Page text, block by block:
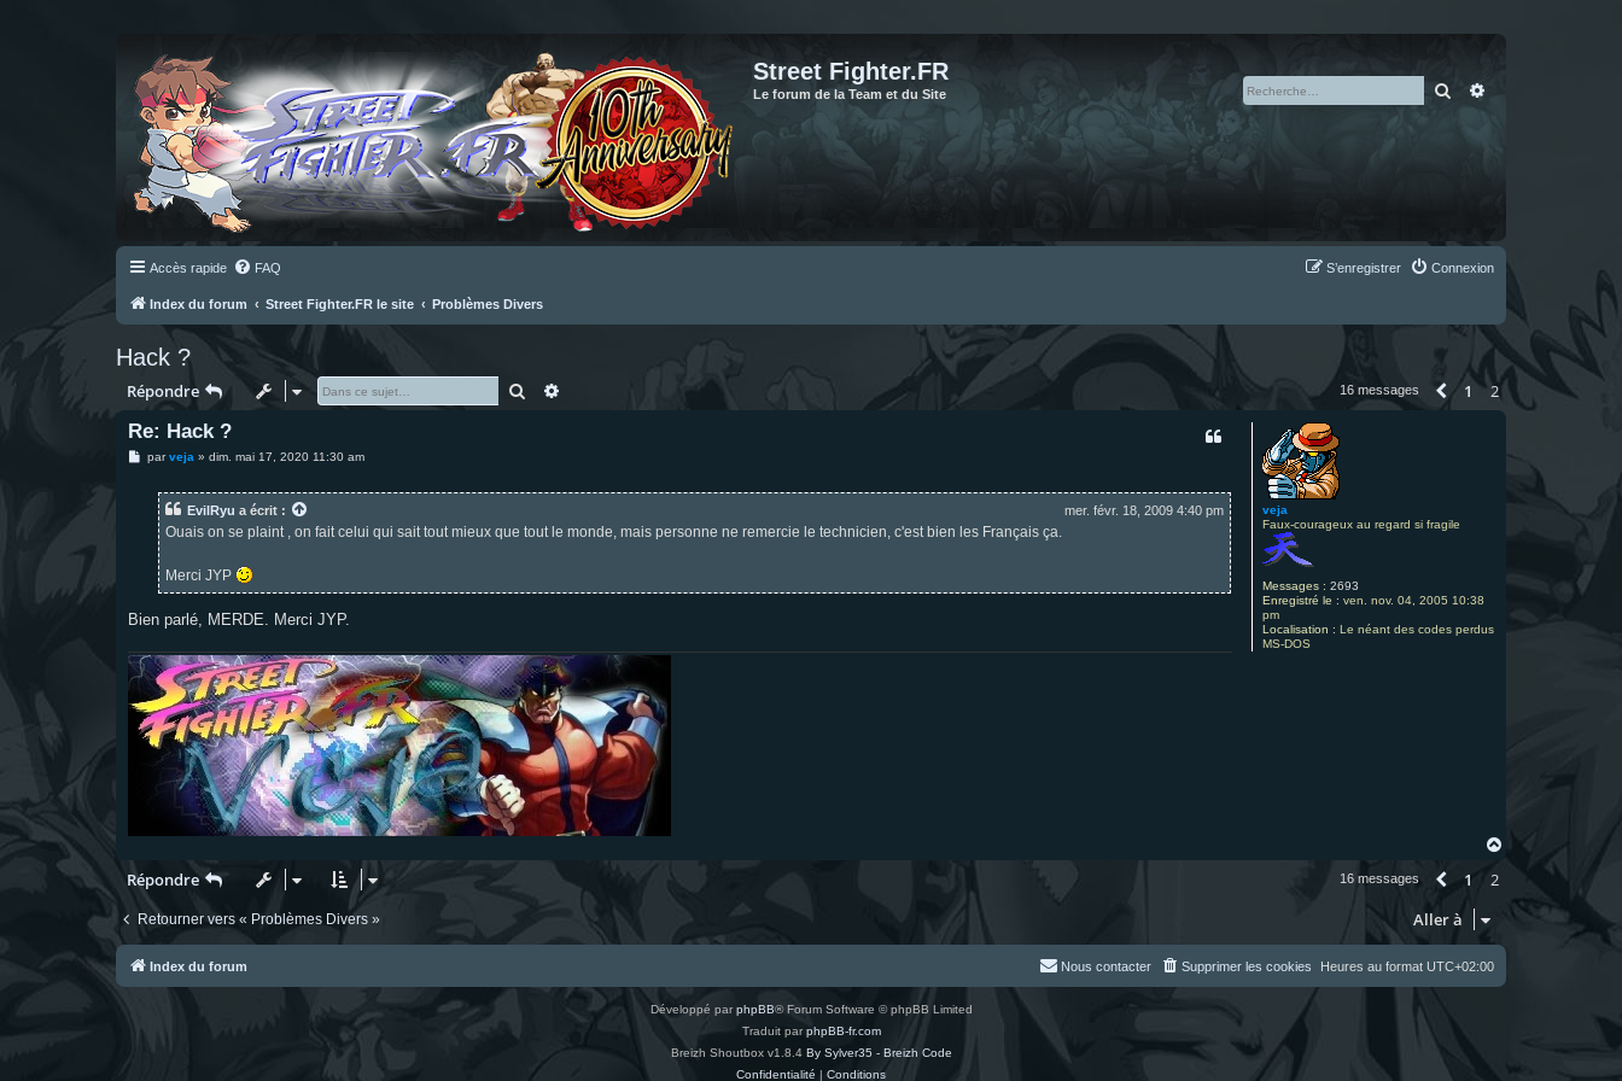
Street Fighter.FR
Le forum de la Team et du Site Rechercher
Accès rapide FAQ Connexion
S’enregistrer
Index du forum Street Fighter.FR le site Problèmes Divers
Hack ?
Répondre RechercherRecherche avancée 16 messages Précédente
1 2
veja
Faux-courageux au regard si fragile
Messages : 2693
Enregistré le : ven. nov. 04, 2005 10:38
pm
Localisation : Le néant des codes perdus
MS-DOS
Re: Hack ?
Mparveja » dim. mai 17, 2020 11:30 am
EvilRyu a écrit : mer. févr. 18, 2009 4:40 pm
Ouais on se plaint , on fait celui qui sait tout mieux que tout le monde, mais personne ne remercie le technicien, c'est bien les Français ça.
Merci JYP
Bien parlé, MERDE. Merci JYP.
a
Répondre 16 messages Précédente
1 2
Retourner vers « Problèmes Divers » Aller à
Index du forum Heures au format UTC+02:00
Supprimer les cookies
Nous contacter
Développé par phpBB® Forum Software © phpBB Limited
Traduit parphpBB-fr.com
Breizh Shoutbox v1.8.4 By Sylver35 - Breizh Code
Confidentialité
Conditions